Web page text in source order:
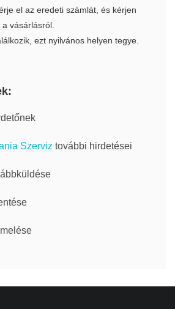
el az eredeti számlát, és kérjen
vásárlásról.
ezt nyilvános helyen tegye.
Szerviz további hirdetései